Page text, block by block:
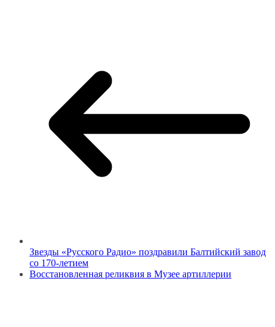
Звезды «Русского Радио» поздравили Балтийский завод
со 170-летием
Восстановленная реликвия в Музее артиллерии